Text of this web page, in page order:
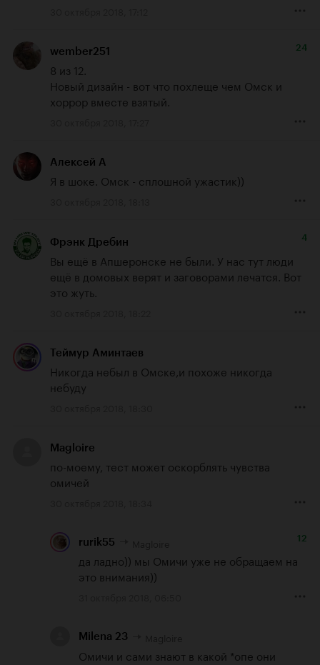
wember251 24
8 из 12.
Новый дизайн - вот что похлеще чем Омск и
хоррор вместе взятый.
Алексей А
Я в шоке. Омск - сплошной ужастик))
Фрэнк Дребин 4
Вы ещё в Апшеронске не были. У нас тут люди
ещё в домовых верят и заговорами лечатся. Вот
это жуть.
Теймур Аминтаев
Никогда небыл в Омске,и похоже никогда
небуду
Magloire
по-моему, тест может оскорблять чувства
омичей
rurik55 12
да ладно)) мы Омичи уже не обращаем на
это внимания))
Milena 23
Омичи и сами знают в какой *опе они